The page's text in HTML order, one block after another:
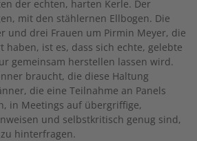
der echten, harten Kerle. Der
mit den stählernen Ellbogen. Die
und drei Frauen um Pirmin Meyer, die
haben, ist es, dass sich echte, gelebte
gemeinsam herstellen lassen wird.
braucht, die diese Haltung
die eine Teilnahme an Panels
in Meetings auf übergriffige,
und selbstkritisch genug sind,
hinterfragen.